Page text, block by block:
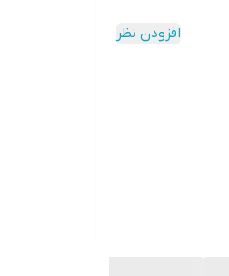
افزودن نظر